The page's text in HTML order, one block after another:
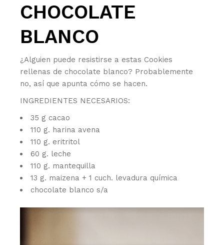
CHOCOLATE
BLANCO
¿Alguien puede resistirse a estas Cookies
rellenas de chocolate blanco? Probablemente
no, así que apunta cómo se hacen.
INGREDIENTES NECESARIOS:
35 g cacao
110 g. harina avena
110 g. eritritol
60 g. leche
110 g. mantequilla
13 g. maizena + 1 cuch. levadura química
chocolate blanco s/a